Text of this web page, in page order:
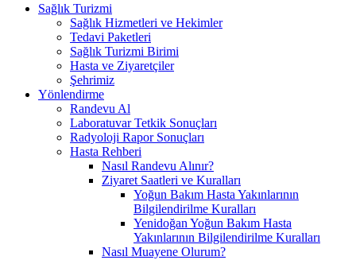
Sağlık Turizmi
Sağlık Hizmetleri ve Hekimler
Tedavi Paketleri
Sağlık Turizmi Birimi
Hasta ve Ziyaretçiler
Şehrimiz
Yönlendirme
Randevu Al
Laboratuvar Tetkik Sonuçları
Radyoloji Rapor Sonuçları
Hasta Rehberi
Nasıl Randevu Alınır?
Ziyaret Saatleri ve Kuralları
Yoğun Bakım Hasta Yakınlarının
Bilgilendirilme Kuralları
Yenidoğan Yoğun Bakım Hasta
Yakınlarının Bilgilendirilme Kuralları
Nasıl Muayene Olurum?